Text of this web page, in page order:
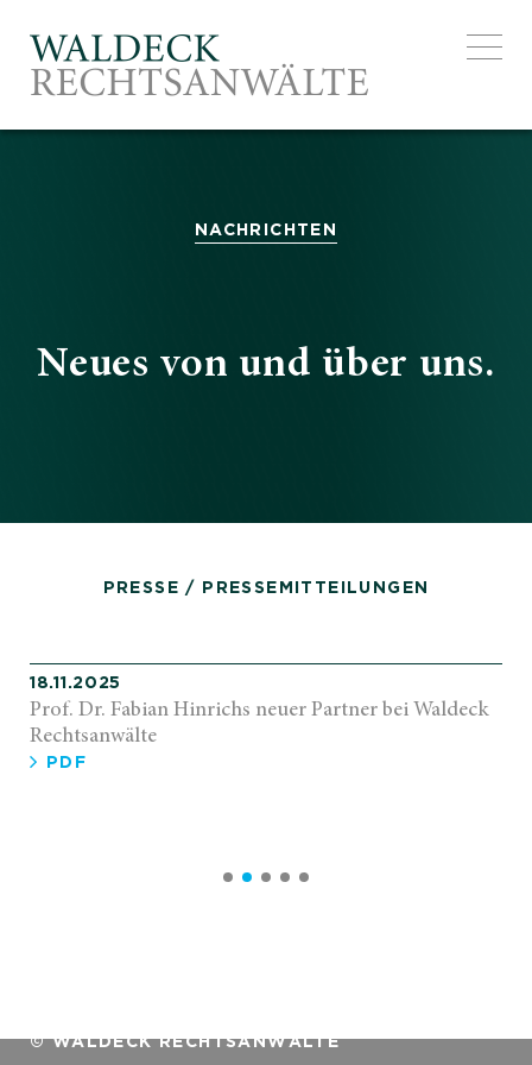
NACHRICHTEN
Neues von und über uns.
PRESSE / PRESSEMITTEILUNGEN
18.11.2025
Prof. Dr. Fabian Hinrichs neuer Partner bei Waldeck
Rechtsanwälte
PDF
© WALDECK RECHTSANWÄLTE